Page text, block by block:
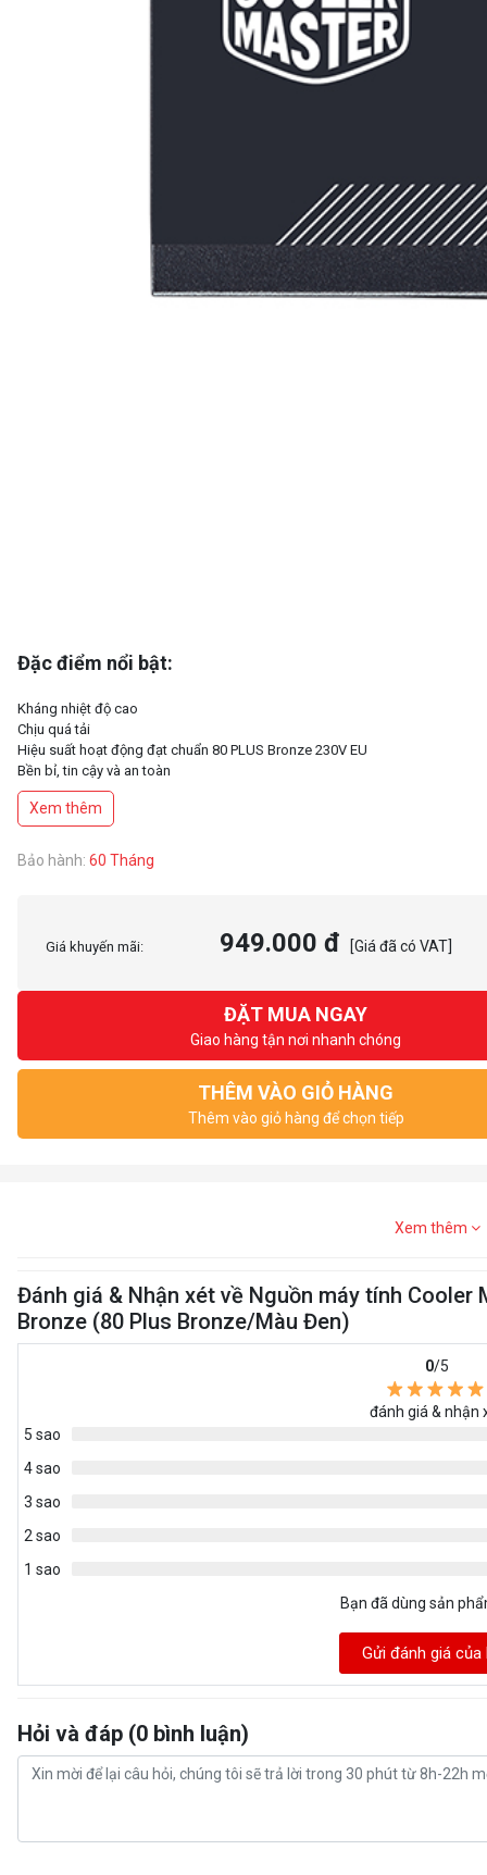
Đặc điểm nổi bật:
Kháng nhiệt độ cao
Chịu quá tải
Hiệu suất hoạt động đạt chuẩn 80 PLUS Bronze 230V EU
Bền bỉ, tin cậy và an toàn
Xem thêm
Bảo hành: 60 Tháng
Giá khuyến mãi: 949.000 đ [Giá đã có VAT]
ĐẶT MUA NGAY
Giao hàng tận nơi nhanh chóng
THÊM VÀO GIỎ HÀNG
Thêm vào giỏ hàng để chọn tiếp
Xem thêm
Đánh giá & Nhận xét về Nguồn máy tính Cooler
Bronze (80 Plus Bronze/Màu Đen)
0/5
đánh giá & nhận
5 sao
4 sao
3 sao
2 sao
1 sao
Bạn đã dùng sản
Gửi đánh giá của
Hỏi và đáp (0 bình luận)